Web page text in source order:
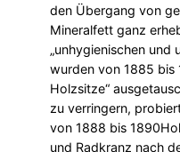
den Übergang von
Mineralfett ganz
„unhygienischen und
wurden von 1885 bis
Holzsitze“
zu verringern,
von 1888 bis
und Radkranz nach